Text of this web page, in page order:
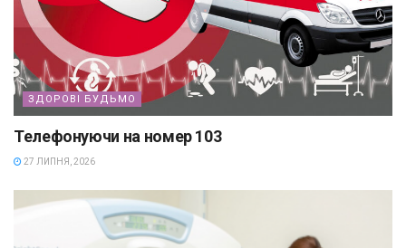
ЗДОРОВІ БУДЬМО
Телефонуючи на номер 103
27 ЛИПНЯ, 2026